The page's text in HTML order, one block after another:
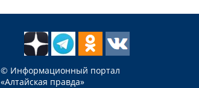
© Информационный портал
«Алтайская правда»